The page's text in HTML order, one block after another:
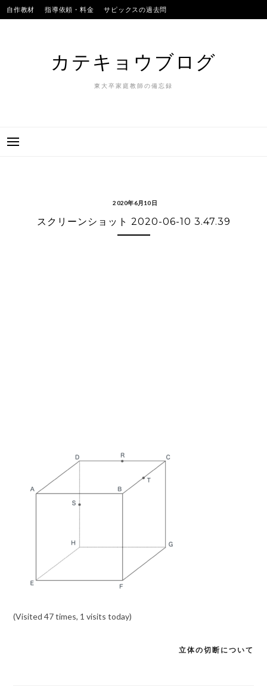
Skip
to
自作教材 指導依頼・料金 サピックスの過去問
カテキョウブログ
東大卒家庭教師の備忘録
2020年6月10日
スクリーンショット 2020-06-10 3.47.39
(Visited 47 times, 1 visits today)
立体の切断について